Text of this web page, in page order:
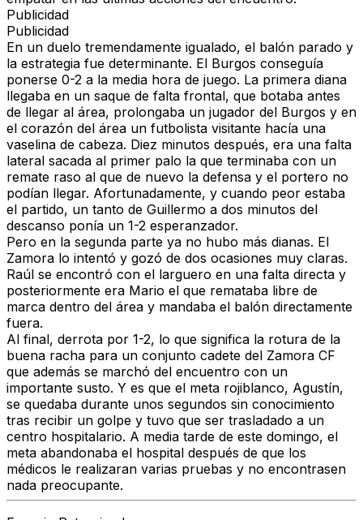
Publicidad
Publicidad
En un duelo tremendamente igualado, el balón parado y
la estrategia fue determinante. El Burgos conseguía
ponerse 0-2 a la media hora de juego. La primera diana
llegaba en un saque de falta frontal, que botaba antes
de llegar al área, prolongaba un jugador del Burgos y en
el corazón del área un futbolista visitante hacía una
vaselina de cabeza. Diez minutos después, era una falta
lateral sacada al primer palo la que terminaba con un
remate raso al que de nuevo la defensa y el portero no
podían llegar. Afortunadamente, y cuando peor estaba
el partido, un tanto de Guillermo a dos minutos del
descanso ponía un 1-2 esperanzador.
Pero en la segunda parte ya no hubo más dianas. El
Zamora lo intentó y gozó de dos ocasiones muy claras.
Raúl se encontró con el larguero en una falta directa y
posteriormente era Mario el que remataba libre de
marca dentro del área y mandaba el balón directamente
fuera.
Al final, derrota por 1-2, lo que significa la rotura de la
buena racha para un conjunto cadete del Zamora CF
que además se marchó del encuentro con un
importante susto. Y es que el meta rojiblanco, Agustín,
se quedaba durante unos segundos sin conocimiento
tras recibir un golpe y tuvo que ser trasladado a un
centro hospitalario. A media tarde de este domingo, el
meta abandonaba el hospital después de que los
médicos le realizaran varias pruebas y no encontrasen
nada preocupante.